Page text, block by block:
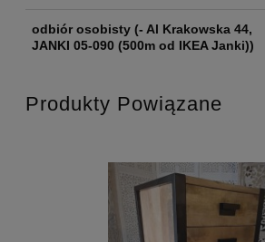
odbiór osobisty (- Al Krakowska 44,
JANKI 05-090 (500m od IKEA Janki))
Produkty Powiązane